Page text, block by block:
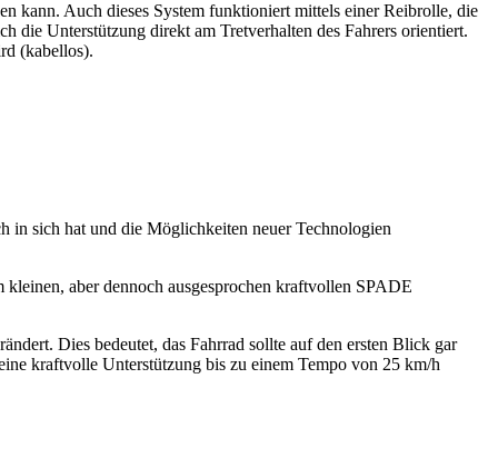
kann. Auch dieses System funktioniert mittels einer Reibrolle, die
die Unterstützung direkt am Tretverhalten des Fahrers orientiert.
(kabellos).
in sich hat und die Möglichkeiten neuer Technologien
aber dennoch ausgesprochen kraftvollen SPADE
Dies bedeutet, das Fahrrad sollte auf den ersten Blick gar
kraftvolle Unterstützung bis zu einem Tempo von 25 km/h